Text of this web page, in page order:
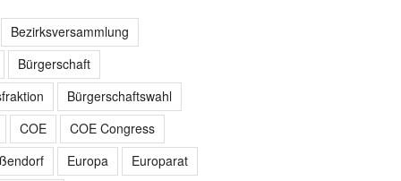
Bezirksversammlung
Bürgerschaft
Bürgerschaftswahl
COE
COE Congress
Europa
Europarat